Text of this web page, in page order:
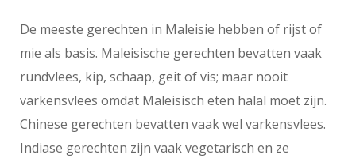
De meeste gerechten in Maleisie hebben of rijst of
mie als basis. Maleisische gerechten bevatten vaak
rundvlees, kip, schaap, geit of vis; maar nooit
varkensvlees omdat Maleisisch eten halal moet zijn.
Chinese gerechten bevatten vaak wel varkensvlees.
Indiase gerechten zijn vaak vegetarisch en ze